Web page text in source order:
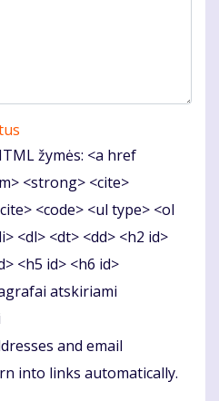
žymės: <a href
<strong> <cite>
<code> <ul type> <ol
<dl> <dt> <dd> <h2 id>
<h5 id> <h6 id>
atskiriami
and email
into links automatically.